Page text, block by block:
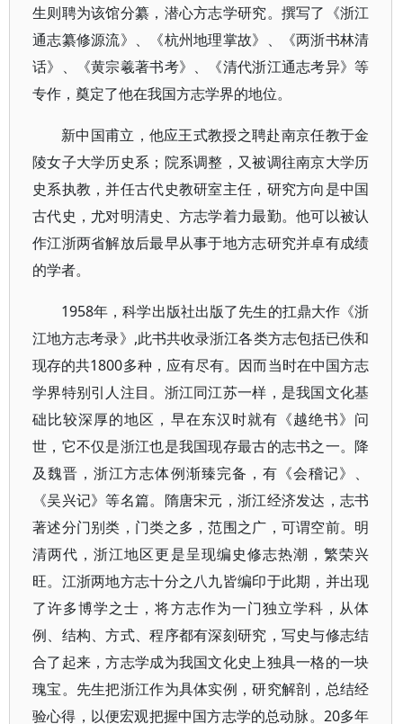
生则聘为该馆分纂，潜心方志学研究。撰写了《浙江
通志纂修源流》、《杭州地理掌故》、《两浙书林清
话》、《黄宗羲著书考》、《清代浙江通志考异》等
专作，奠定了他在我国方志学界的地位。
新中国甫立，他应王式教授之聘赴南京任教于金
陵女子大学历史系；院系调整，又被调往南京大学历
史系执教，并任古代史教研室主任，研究方向是中国
古代史，尤对明清史、方志学着力最勤。他可以被认
作江浙两省解放后最早从事于地方志研究并卓有成绩
的学者。
1958年，科学出版社出版了先生的扛鼎大作《浙
江地方志考录》,此书共收录浙江各类方志包括已佚和
现存的共1800多种，应有尽有。因而当时在中国方志
学界特别引人注目。浙江同江苏一样，是我国文化基
础比较深厚的地区，早在东汉时就有《越绝书》问
世，它不仅是浙江也是我国现存最古的志书之一。降
及魏晋，浙江方志体例渐臻完备，有《会稽记》、
《吴兴记》等名篇。隋唐宋元，浙江经济发达，志书
著述分门别类，门类之多，范围之广，可谓空前。明
清两代，浙江地区更是呈现编史修志热潮，繁荣兴
旺。江浙两地方志十分之八九皆编印于此期，并出现
了许多博学之士，将方志作为一门独立学科，从体
例、结构、方式、程序都有深刻研究，写史与修志结
合了起来，方志学成为我国文化史上独具一格的一块
瑰宝。先生把浙江作为具体实例，研究解剖，总结经
验心得，以便宏观把握中国方志学的总动脉。20多年